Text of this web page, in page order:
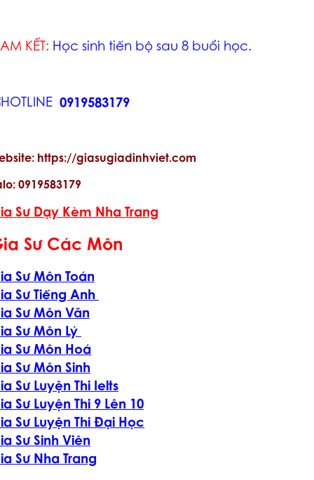
KẾT: Học sinh tiến bộ sau 8 buổi học.
0919583179
https://giasugiadinhviet.com
0919583179
Sư Dạy Kèm Nha Trang
Sư Các Môn
Sư Môn Toán
Sư Tiếng Anh
Sư Môn Văn
Sư Môn Lý
Sư Môn Hoá
Sư Môn Sinh
Sư Luyện Thi Ielts
Sư Luyện Thi 9 Lên 10
Sư Luyện Thi Đại Học
Sư Sinh Viên
Sư Nha Trang